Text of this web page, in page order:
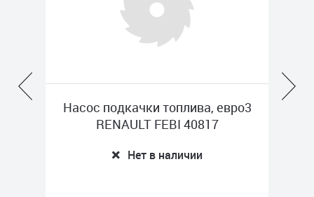
Насос подкачки топлива, евро3
RENAULT FEBI 40817
Нет в наличии